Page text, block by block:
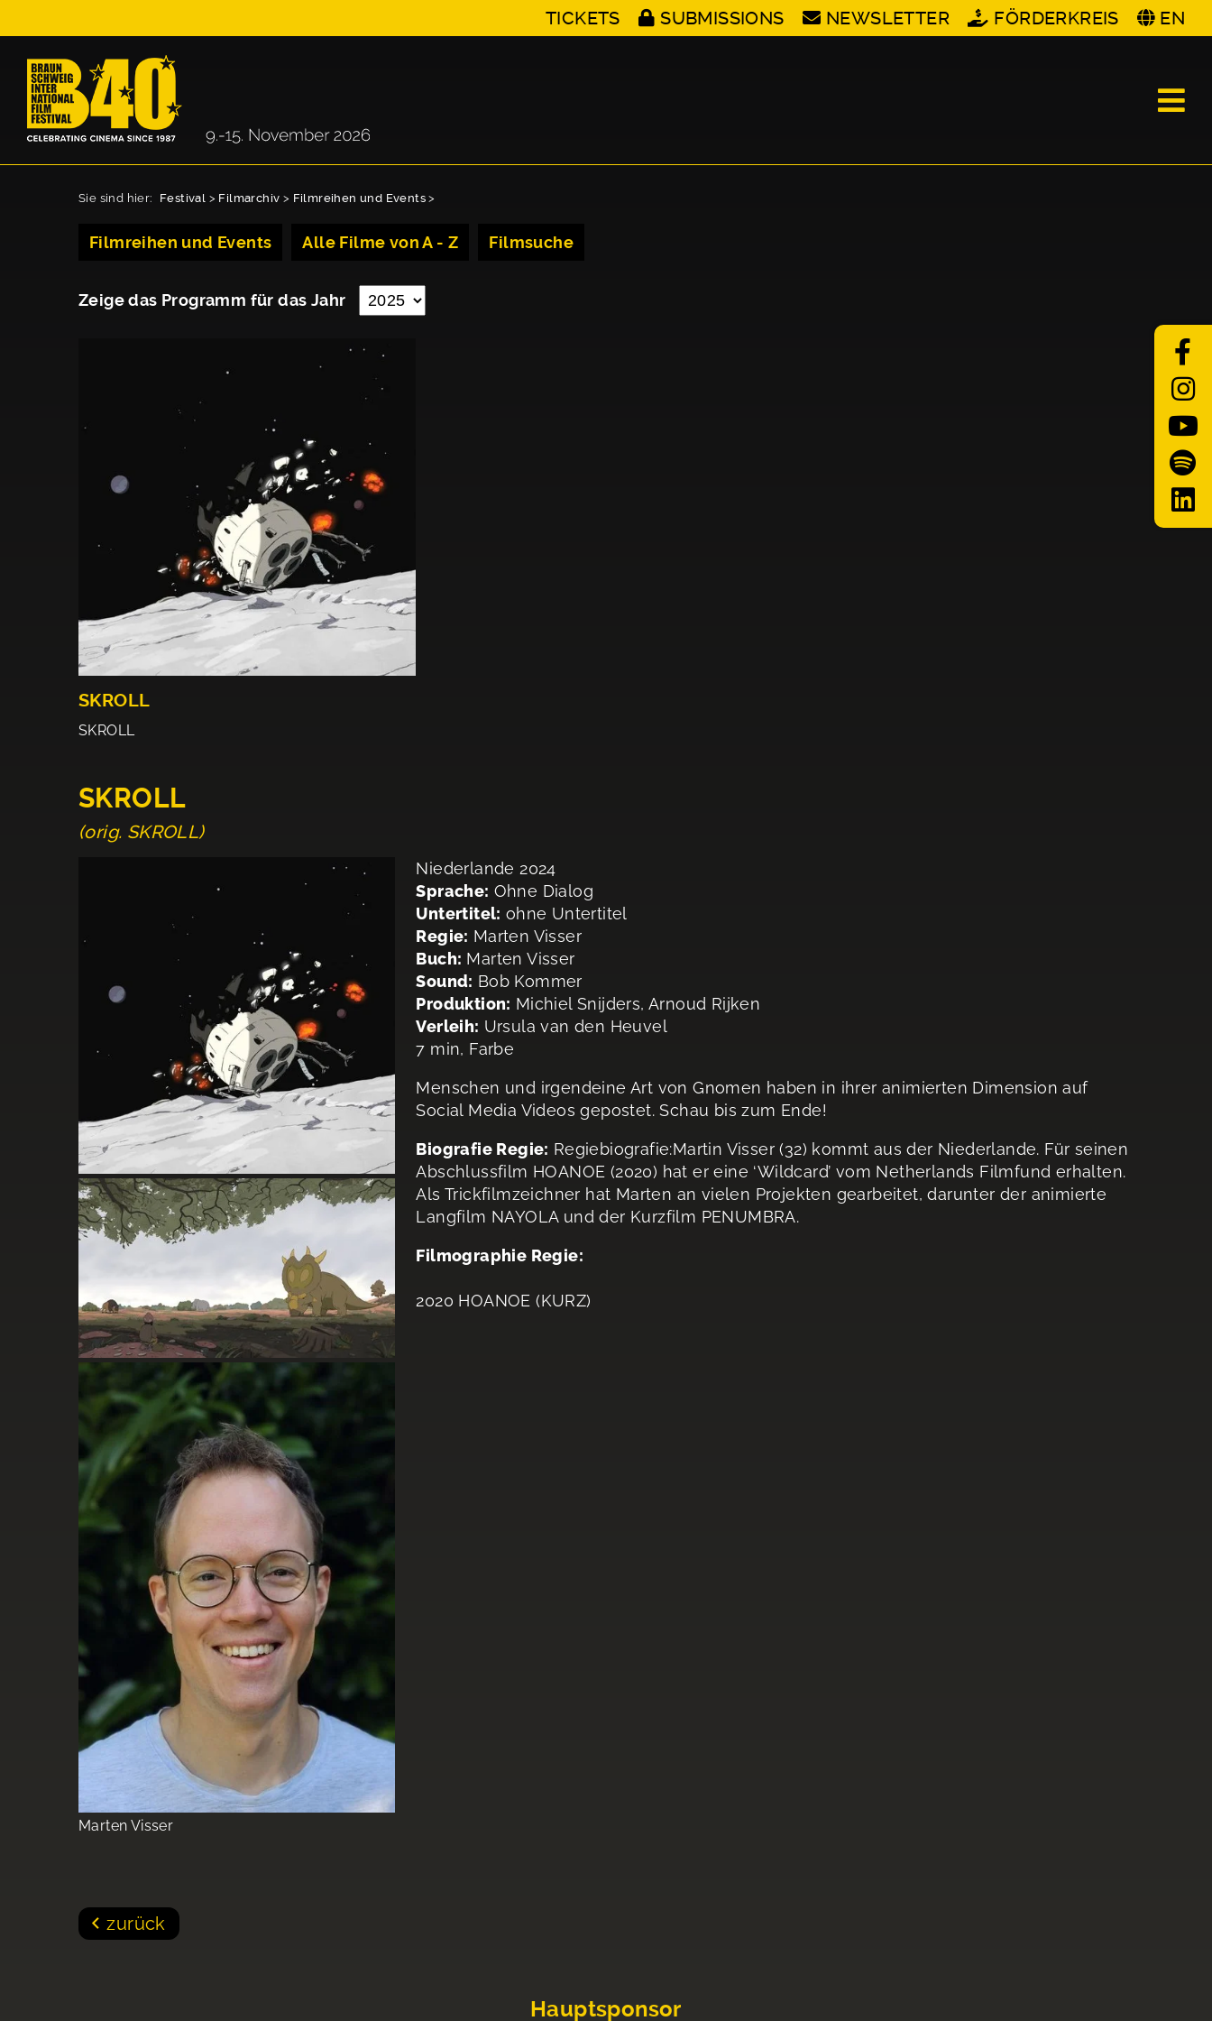
TICKETS SUBMISSIONS NEWSLETTER FÖRDERKREIS EN
Sie sind hier: Festival > Filmarchiv > Filmreihen und Events >
Filmreihen und Events Alle Filme von A - Z Filmsuche
Zeige das Programm für das Jahr
SKROLL
SKROLL
SKROLL
(orig. SKROLL)
Marten Visser
Niederlande 2024
Sprache: Ohne Dialog
Untertitel: ohne Untertitel
Regie: Marten Visser
Buch: Marten Visser
Sound: Bob Kommer
Produktion: Michiel Snijders, Arnoud Rijken
Verleih: Ursula van den Heuvel
7 min, Farbe
Menschen und irgendeine Art von Gnomen haben in ihrer animierten Dimension auf
Social Media Videos gepostet. Schau bis zum Ende!
Biografie Regie: Regiebiografie:Martin Visser (32) kommt aus der Niederlande. Für seinen
Abschlussfilm HOANOE (2020) hat er eine ‘Wildcard’ vom Netherlands Filmfund erhalten.
Als Trickfilmzeichner hat Marten an vielen Projekten gearbeitet, darunter der animierte
Langfilm NAYOLA und der Kurzfilm PENUMBRA.
Filmographie Regie:
2020 HOANOE (KURZ)
zurück
Hauptsponsor